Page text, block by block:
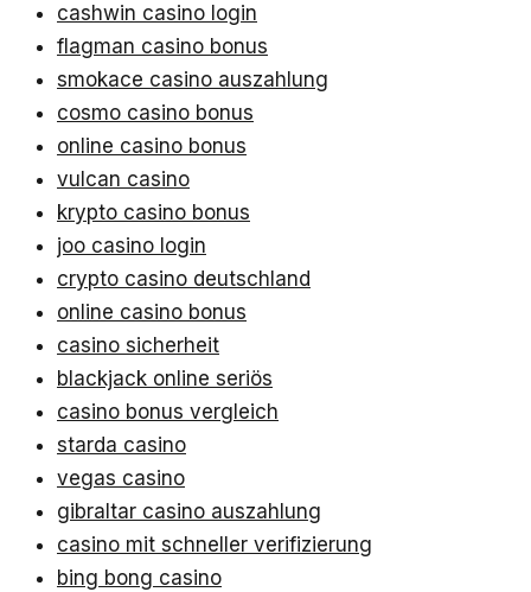
cashwin casino login
flagman casino bonus
smokace casino auszahlung
cosmo casino bonus
online casino bonus
vulcan casino
krypto casino bonus
joo casino login
crypto casino deutschland
online casino bonus
casino sicherheit
blackjack online seriös
casino bonus vergleich
starda casino
vegas casino
gibraltar casino auszahlung
casino mit schneller verifizierung
bing bong casino